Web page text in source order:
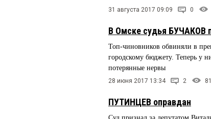
31 августа 2017 09:09 0
В Омске судья БУЧАКОВ
Топ-чиновников обвиняли в
городскому бюджету. Теперь у
потерянные нервы
28 июня 2017 13:34 2
ПУТИНЦЕВ оправдан